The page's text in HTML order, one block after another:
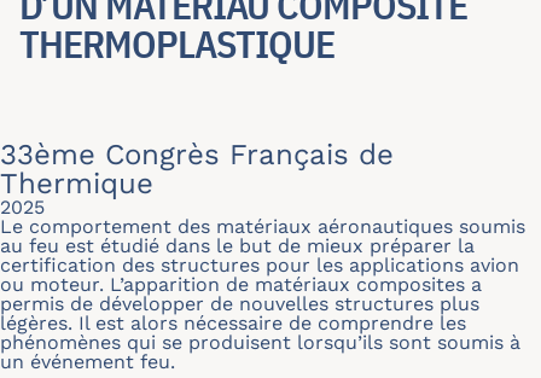
THERMOPLASTIQUE
33ème Congrès Français de
Thermique
2025
Le comportement des matériaux aéronautiques soumis
au feu est étudié dans le but de mieux préparer la
certification des structures pour les applications avion
ou moteur. L’apparition de matériaux composites a
permis de développer de nouvelles structures plus
légères. Il est alors nécessaire de comprendre les
phénomènes qui se produisent lorsqu’ils sont soumis à
un événement feu.